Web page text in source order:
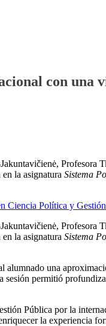
con una
Profesora
la asignatura Sistema
Profesora
la asignatura Sistema
una
permitió
Pública por la
la experiencia